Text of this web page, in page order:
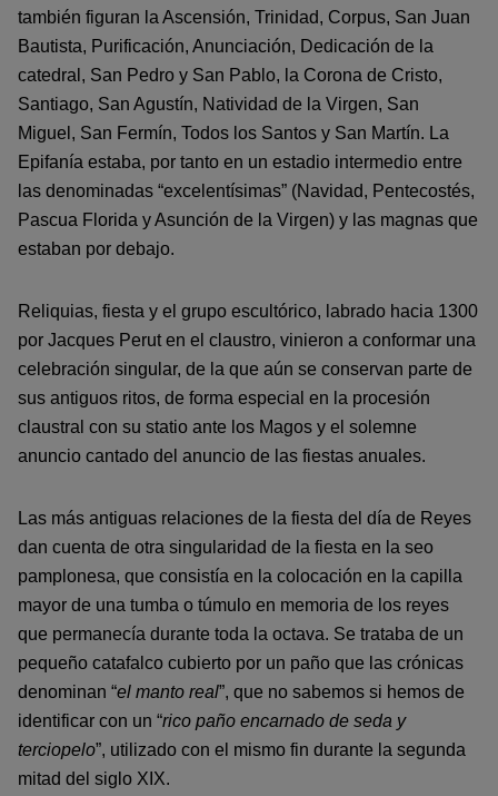
también figuran la Ascensión, Trinidad, Corpus, San Juan
Bautista, Purificación, Anunciación, Dedicación de la
catedral, San Pedro y San Pablo, la Corona de Cristo,
Santiago, San Agustín, Natividad de la Virgen, San
Miguel, San Fermín, Todos los Santos y San Martín. La
Epifanía estaba, por tanto en un estadio intermedio entre
las denominadas “excelentísimas” (Navidad, Pentecostés,
Pascua Florida y Asunción de la Virgen) y las magnas que
estaban por debajo.
Reliquias, fiesta y el grupo escultórico, labrado hacia 1300
por Jacques Perut en el claustro, vinieron a conformar una
celebración singular, de la que aún se conservan parte de
sus antiguos ritos, de forma especial en la procesión
claustral con su statio ante los Magos y el solemne
anuncio cantado del anuncio de las fiestas anuales.
Las más antiguas relaciones de la fiesta del día de Reyes
dan cuenta de otra singularidad de la fiesta en la seo
pamplonesa, que consistía en la colocación en la capilla
mayor de una tumba o túmulo en memoria de los reyes
que permanecía durante toda la octava. Se trataba de un
pequeño catafalco cubierto por un paño que las crónicas
denominan “el manto real”, que no sabemos si hemos de
identificar con un “rico paño encarnado de seda y
terciopelo”, utilizado con el mismo fin durante la segunda
mitad del siglo XIX.